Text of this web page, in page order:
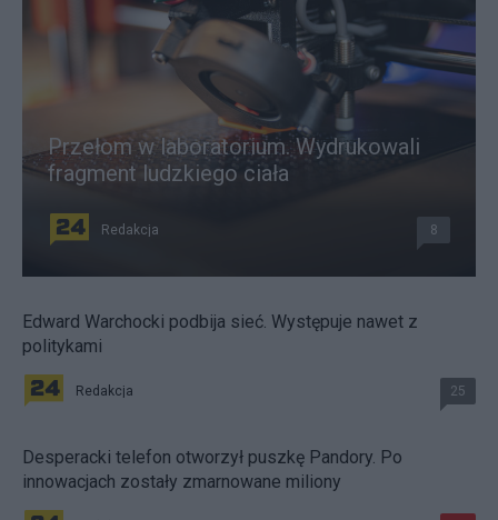
Przełom w laboratorium. Wydrukowali
fragment ludzkiego ciała
Redakcja 8
Edward Warchocki podbija sieć. Występuje nawet z
politykami
Redakcja 25
Desperacki telefon otworzył puszkę Pandory. Po
innowacjach zostały zmarnowane miliony